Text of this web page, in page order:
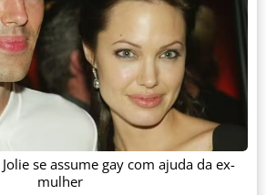
se assume gay com ajuda da ex-
mulher